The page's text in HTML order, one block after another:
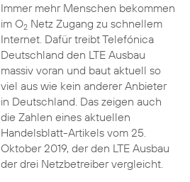
Immer mehr Menschen bekommen
im O2Netz Zugang zu schnellem
Internet. Dafür treibt Telefónica
Deutschland den LTE Ausbau
massiv voran und baut aktuell so
viel aus wie kein anderer Anbieter
in Deutschland. Das zeigen auch
die Zahlen eines aktuellen
Handelsblatt-Artikels vom 25.
Oktober 2019, der den LTE Ausbau
der drei Netzbetreiber vergleicht.